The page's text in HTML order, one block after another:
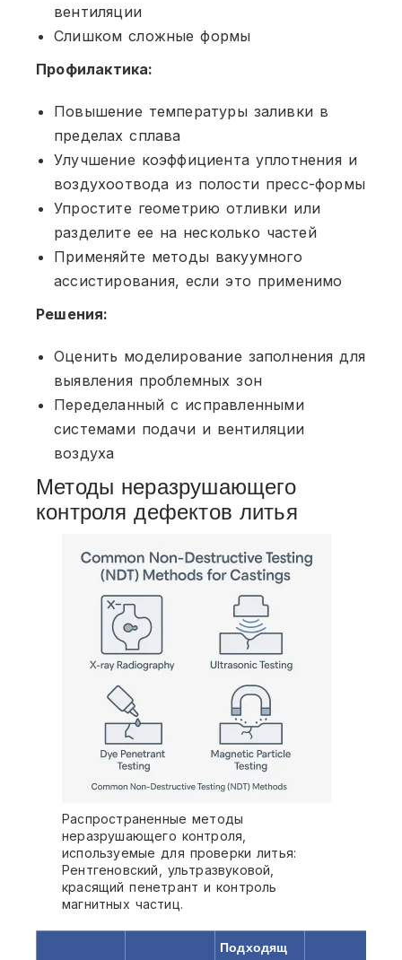
вентиляции
Слишком сложные формы
Профилактика:
Повышение температуры заливки в
пределах сплава
Улучшение коэффициента уплотнения и
воздухоотвода из полости пресс-формы
Упростите геометрию отливки или
разделите ее на несколько частей
Применяйте методы вакуумного
ассистирования, если это применимо
Решения:
Оценить моделирование заполнения для
выявления проблемных зон
Переделанный с исправленными
системами подачи и вентиляции
воздуха
Методы неразрушающего
контроля дефектов литья
Распространенные методы
неразрушающего контроля,
используемые для проверки литья:
Рентгеновский, ультразвуковой,
красящий пенетрант и контроль
магнитных частиц.
Подходящ